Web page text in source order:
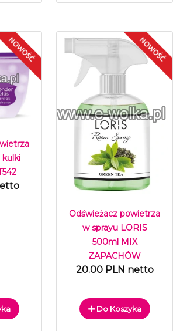
kulki
Odświeżacz powietrza
w sprayu LORIS
500ml MIX
ZAPACHÓW
20.00 PLN netto
Do Koszyka